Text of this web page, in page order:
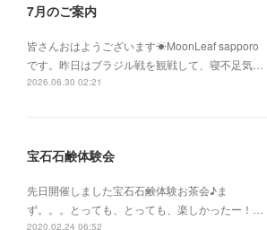
7月のご案内
皆さんおはようございます☀MoonLeaf sapporo
です。昨日はブラジル戦を観戦して、寝不足気…
2026.06.30 02:21
宝石石鹸体験会
先日開催しました宝石石鹸体験お茶会♪ま
ず。。。とっても、とっても、楽しかったー！…
2020.02.24 06:52